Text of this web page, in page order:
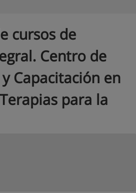
cursos de
Centro de
Capacitación en
para la